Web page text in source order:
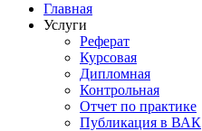
Главная
Услуги
Реферат
Курсовая
Дипломная
Контрольная
Отчет по практике
Публикация в ВАК